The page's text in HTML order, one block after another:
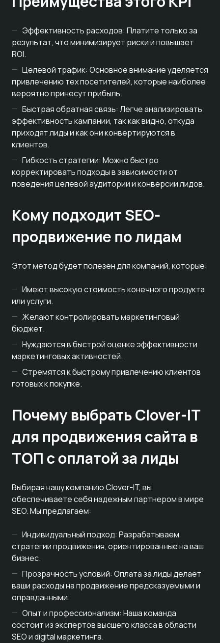
Эффективность расходов: Платите только за
результат, что минимизирует риски и повышает
ROI.
Целевой трафик: Основное внимание уделяется
привлечению тех посетителей, которые наиболее
вероятно принесут прибыль.
Быстрая обратная связь: Легче анализировать
эффективность кампании, так как видно, откуда
приходят лиды и как они конвертируются в
клиентов.
Гибкость стратегии: Можно быстро
корректировать подходы в зависимости от
поведения целевой аудитории и конверсии лидов.
Кому подходит SEO-
продвижение по лидам
Этот метод будет полезен для компаний, которые:
Имеют высокую стоимость конечного продукта
или услуги.
Желают контролировать маркетинговый
бюджет.
Нуждаются в быстрой оценке эффективности
маркетинговых активностей.
Стремятся к быстрому привлечению клиентов
готовых к покупке.
Почему выбрать Clover-IT
для продвижения сайта в
ТОП с оплатой за лиды
Выбирая нашу компанию Clover-IT, вы
обеспечиваете себя надежным партнером в мире
SEO. Мы предлагаем:
Индивидуальный подход: Разрабатываем
стратегии продвижения, ориентированные на ваш
бизнес.
Прозрачность условий: Оплата за лиды делает
ваши расходы на продвижение предсказуемыми и
оправданными.
Опыт и профессионализм: Наша команда
состоит из экспертов высшего класса в области
SEO и digital маркетинга.